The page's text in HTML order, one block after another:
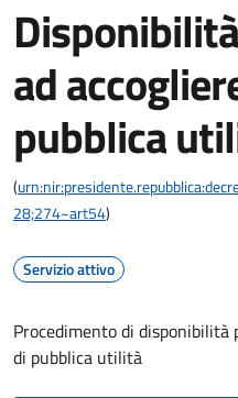
ad
pubblica
(
28;274~art54)
Servizio attivo
Procedimento di
di pubblica utilità